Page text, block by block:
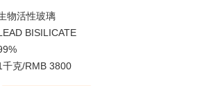
物活性玻璃
BISILICATE
千克/RMB 3800